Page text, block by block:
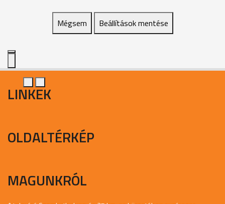
Mégsem Beállítások mentése
LINKEK
OLDALTÉRKÉP
MAGUNKRÓL